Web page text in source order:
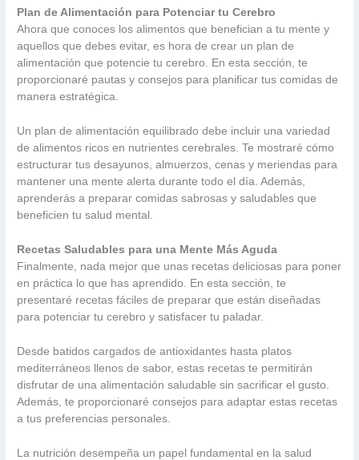
Plan de Alimentación para Potenciar tu Cerebro
Ahora que conoces los alimentos que benefician a tu mente y
aquellos que debes evitar, es hora de crear un plan de
alimentación que potencie tu cerebro. En esta sección, te
proporcionaré pautas y consejos para planificar tus comidas de
manera estratégica.
Un plan de alimentación equilibrado debe incluir una variedad
de alimentos ricos en nutrientes cerebrales. Te mostraré cómo
estructurar tus desayunos, almuerzos, cenas y meriendas para
mantener una mente alerta durante todo el día. Además,
aprenderás a preparar comidas sabrosas y saludables que
beneficien tu salud mental.
Recetas Saludables para una Mente Más Aguda
Finalmente, nada mejor que unas recetas deliciosas para poner
en práctica lo que has aprendido. En esta sección, te
presentaré recetas fáciles de preparar que están diseñadas
para potenciar tu cerebro y satisfacer tu paladar.
Desde batidos cargados de antioxidantes hasta platos
mediterráneos llenos de sabor, estas recetas te permitirán
disfrutar de una alimentación saludable sin sacrificar el gusto.
Además, te proporcionaré consejos para adaptar estas recetas
a tus preferencias personales.
La nutrición desempeña un papel fundamental en la salud